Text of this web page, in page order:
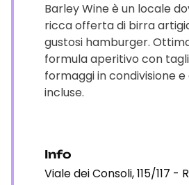
Barley Wine è un locale
ricca offerta di birra
gustosi hamburger.
formula aperitivo con
formaggi in condivisione
incluse.
Info
Viale dei Consoli, 115/117